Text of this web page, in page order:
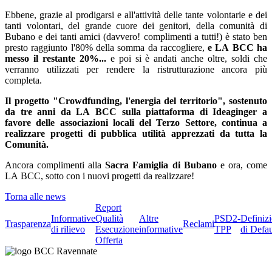
Ebbene, grazie al prodigarsi e all'attività delle tante volontarie e dei
tanti volontari, del grande cuore dei genitori, della comunità di
Bubano e dei tanti amici (davvero! complimenti a tutti!) è stato ben
presto raggiunto l'80% della somma da raccogliere,e LA BCC ha
messo il restante 20%...e poi si è andati anche oltre, soldi che
verranno utilizzati per rendere la ristrutturazione ancora più
completa.
Il progetto "Crowdfunding, l'energia del territorio", sostenuto
da tre anni da LA BCC sulla piattaforma di Ideaginger a
favore delle associazioni locali del Terzo Settore, continua a
realizzare progetti di pubblica utilità apprezzati da tutta la
Comunità.
Ancora complimenti allaSacra Famiglia di Bubanoe ora, come
LA BCC, sotto con i nuovi progetti da realizzare!
Torna alle news
Trasparenza
Informative
di rilievo
Report
Qualità
Esecuzione
Offerta
Altre
informative
Reclami
PSD2-
TPP
di